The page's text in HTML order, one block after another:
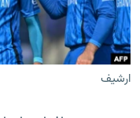
ارشیف